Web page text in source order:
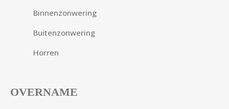
Binnenzonwering
Buitenzonwering
Horren
OVERNAME